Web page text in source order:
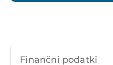
Finančni podatki